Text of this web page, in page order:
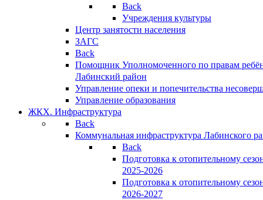
Back
Учреждения культуры
Центр занятости населения
ЗАГС
Back
Помощник Уполномоченного по правам
Лабинский район
Управление опеки и попечительства
Управление образования
ЖКХ. Инфраструктура
Back
Коммунальная инфраструктура Лабинского
Back
Подготовка к отопительному
2025-2026
Подготовка к отопительному
2026-2027